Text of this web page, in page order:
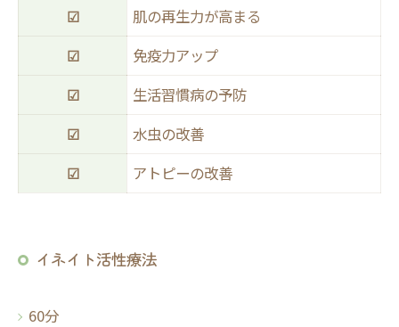
☑
肌の再生力が高まる
☑
免疫力アップ
☑
生活習慣病の予防
☑
水虫の改善
☑
アトピーの改善
イネイト活性療法
60分